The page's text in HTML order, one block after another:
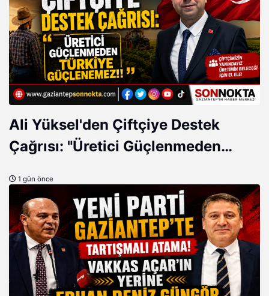
Ali Yüksel'den Çiftçiye Destek
Çağrısı: "Üretici Güçlenmeden
1 gün önce